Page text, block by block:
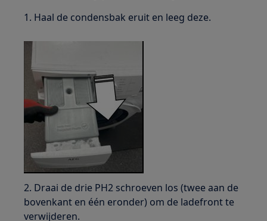
1. Haal de condensbak eruit en leeg deze.
2. Draai de drie PH2 schroeven los (twee aan de
bovenkant en één eronder) om de ladefront te
verwijderen.